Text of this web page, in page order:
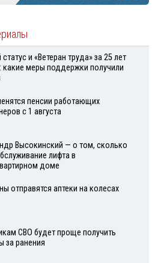
и «Ветеран труда» за 25 лет
какие меры поддержки получили
пенсии работающих
с 1 августа
Высокинский — о том, сколько
лифта в
доме
отправятся аптеки на колесах
СВО будет проще получить
за ранения